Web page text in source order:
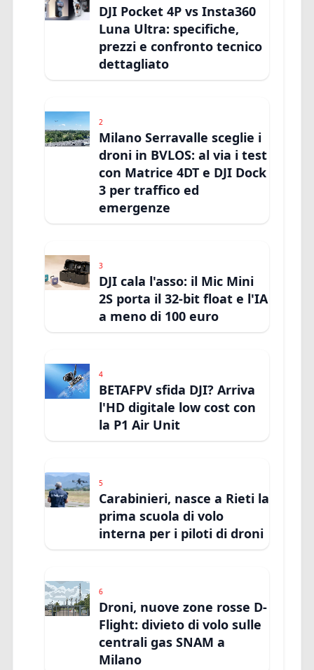
DJI Pocket 4P vs Insta360
Luna Ultra: specifiche,
prezzi e confronto tecnico
dettagliato
2
Milano Serravalle sceglie i
droni in BVLOS: al via i test
con Matrice 4DT e DJI Dock
3 per traffico ed
emergenze
3
DJI cala l'asso: il Mic Mini
2S porta il 32-bit float e l'IA
a meno di 100 euro
4
BETAFPV sfida DJI? Arriva
l'HD digitale low cost con
la P1 Air Unit
5
Carabinieri, nasce a Rieti la
prima scuola di volo
interna per i piloti di droni
6
Droni, nuove zone rosse D-
Flight: divieto di volo sulle
centrali gas SNAM a
Milano